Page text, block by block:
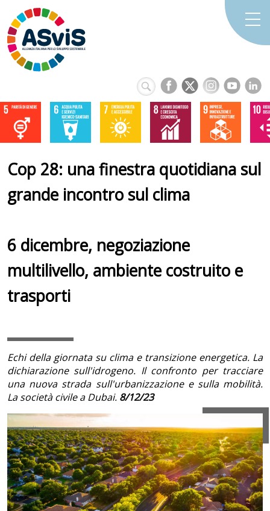
Cop 28: una finestra quotidiana sul
grande incontro sul clima
6 dicembre, negoziazione
multilivello, ambiente costruito e
trasporti
Echi della giornata su clima e transizione energetica. La
dichiarazione sull'idrogeno. Il confronto per tracciare
una nuova strada sull'urbanizzazione e sulla mobilità.
La società civile a Dubai. 8/12/23